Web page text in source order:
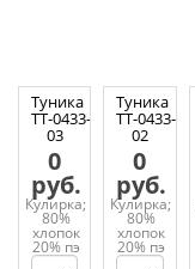
Туника
ТТ-0433-
03
0
руб.
Кулирка;
80%
хлопок
20% пэ
Туника
ТТ-0433-
02
0
руб.
Кулирка;
80%
хлопок
20% пэ